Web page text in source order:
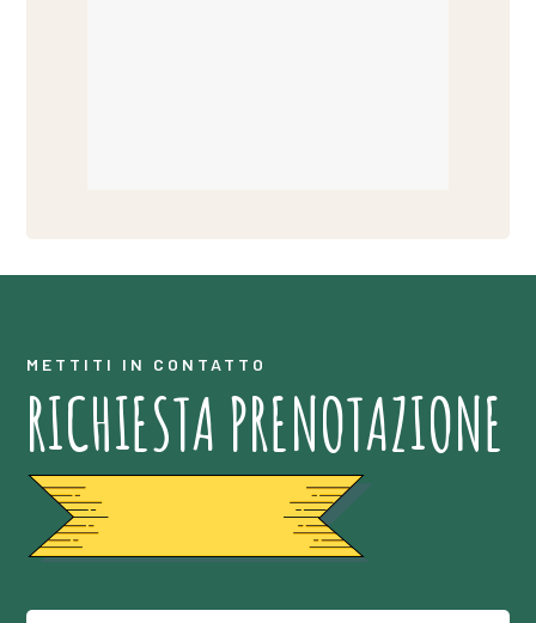
METTITI IN CONTATTO
RICHIESTA PRENOTAZIONE